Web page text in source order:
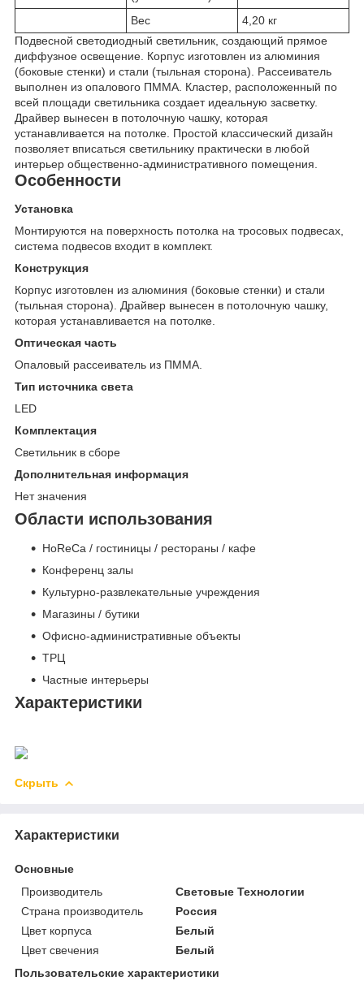
Вес
4,20 кг
Подвесной светодиодный светильник, создающий прямое
диффузное освещение. Корпус изготовлен из алюминия
(боковые стенки) и стали (тыльная сторона). Рассеиватель
выполнен из опалового ПММА. Кластер, расположенный по
всей площади светильника создает идеальную засветку.
Драйвер вынесен в потолочную чашку, которая
устанавливается на потолке. Простой классический дизайн
позволяет вписаться светильнику практически в любой
интерьер общественно-административного помещения.
Особенности
Установка
Монтируются на поверхность потолка на тросовых подвесах,
система подвесов входит в комплект.
Конструкция
Корпус изготовлен из алюминия (боковые стенки) и стали
(тыльная сторона). Драйвер вынесен в потолочную чашку,
которая устанавливается на потолке.
Оптическая часть
Опаловый рассеиватель из ПММА.
Тип источника света
LED
Комплектация
Светильник в сборе
Дополнительная информация
Нет значения
Области использования
HoReCa / гостиницы / рестораны / кафе
Конференц залы
Культурно-развлекательные учреждения
Магазины / бутики
Офисно-административные объекты
ТРЦ
Частные интерьеры
Характеристики
Скрыть
Характеристики
Основные
Производитель
Световые Технологии
Страна производитель
Россия
Цвет корпуса
Белый
Цвет свечения
Белый
Пользовательские характеристики